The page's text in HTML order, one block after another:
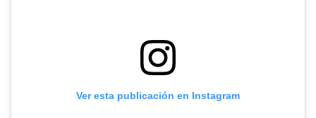
Ver esta publicación en Instagram